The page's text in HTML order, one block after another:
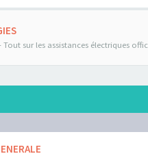
sur les assistances électriques